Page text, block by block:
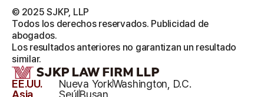
EE.UU. Nueva YorkWashington, D.C.
© 2025 SJKP, LLP
Todos los derechos reservados. Publicidad de
abogados.
Los resultados anteriores no garantizan un resultado
similar.